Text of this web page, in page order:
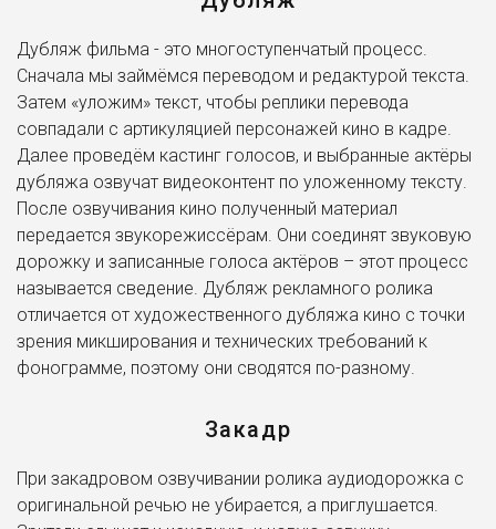
Дубляж фильма - это многоступенчатый процесс.
Сначала мы займёмся переводом и редактурой текста.
Затем «уложим» текст, чтобы реплики перевода
совпадали с артикуляцией персонажей кино в кадре.
Далее проведём кастинг голосов, и выбранные актёры
дубляжа озвучат видеоконтент по уложенному тексту.
После озвучивания кино полученный материал
передается звукорежиссёрам. Они соединят звуковую
дорожку и записанные голоса актёров – этот процесс
называется сведение. Дубляж рекламного ролика
отличается от художественного дубляжа кино с точки
зрения микширования и технических требований к
фонограмме, поэтому они сводятся по-разному.
Закадр
При закадровом озвучивании ролика аудиодорожка с
оригинальной речью не убирается, а приглушается.